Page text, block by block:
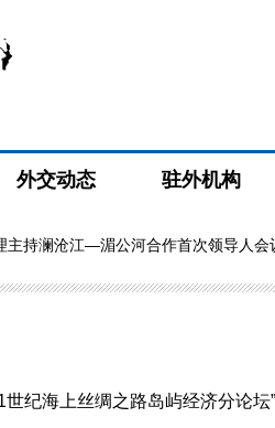
外交动态 驻外机构
主持澜沧江—湄公河合作首次领导人
纪海上丝绸之路岛屿经济分论坛